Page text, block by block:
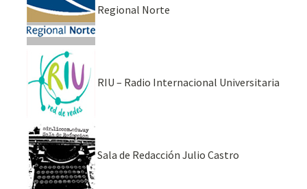
Regional Norte
RIU – Radio Internacional Universitaria
Sala de Redacción Julio Castro